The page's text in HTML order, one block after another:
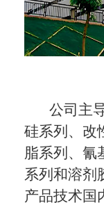
公司主
硅系列、改
脂系列、氰
系列和溶剂
产品技术国